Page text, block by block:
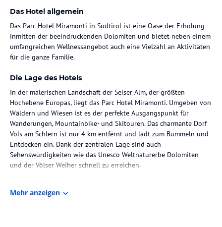
Das Hotel allgemein
Das Parc Hotel Miramonti in Südtirol ist eine Oase der Erholung
inmitten der beeindruckenden Dolomiten und bietet neben einem
umfangreichen Wellnessangebot auch eine Vielzahl an Aktivitäten
für die ganze Familie.
Die Lage des Hotels
In der malerischen Landschaft der Seiser Alm, der größten
Hochebene Europas, liegt das Parc Hotel Miramonti. Umgeben von
Wäldern und Wiesen ist es der perfekte Ausgangspunkt für
Wanderungen, Mountainbike- und Skitouren. Das charmante Dorf
Völs am Schlern ist nur 4 km entfernt und lädt zum Bummeln und
Entdecken ein. Dank der zentralen Lage sind auch
Sehenswürdigkeiten wie das Unesco Weltnaturerbe Dolomiten
und der Völser Weiher schnell zu erreichen.
Mehr anzeigen